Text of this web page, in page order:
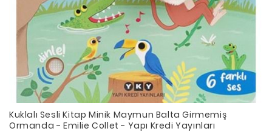
Kuklalı Sesli Kitap Minik Maymun Balta Girmemiş
Ormanda - Emilie Collet - Yapı Kredi Yayınları